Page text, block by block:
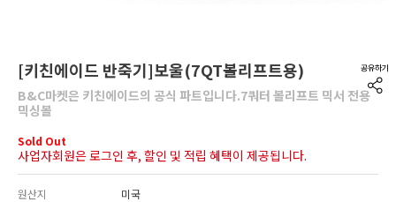
[키친에이드 반죽기]보울(7QT볼리프트용)
B&C마켓은 키친에이드의 공식 파트입니다.7쿼터 볼리프트 믹서 전용
믹싱볼
Sold Out
사업자회원은 로그인 후, 할인 및 적립 혜택이 제공됩니다.
원산지
미국